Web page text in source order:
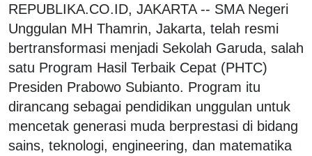
REPUBLIKA.CO.ID, JAKARTA -- SMA Negeri
Unggulan MH Thamrin, Jakarta, telah resmi
bertransformasi menjadi Sekolah Garuda, salah
satu Program Hasil Terbaik Cepat (PHTC)
Presiden Prabowo Subianto. Program itu
dirancang sebagai pendidikan unggulan untuk
mencetak generasi muda berprestasi di bidang
sains, teknologi, engineering, dan matematika